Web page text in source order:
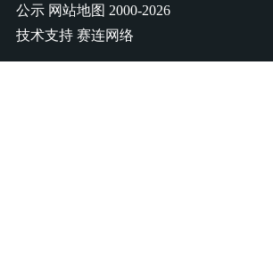
公示 网站地图 2000-2026
技术支持 赛连网络